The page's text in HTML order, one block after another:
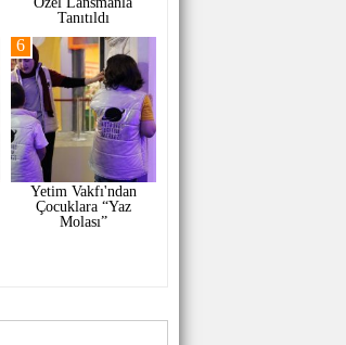
Tanıtıldı
Yetim Vakfı'ndan
Çocuklara “Yaz
Molası”
6